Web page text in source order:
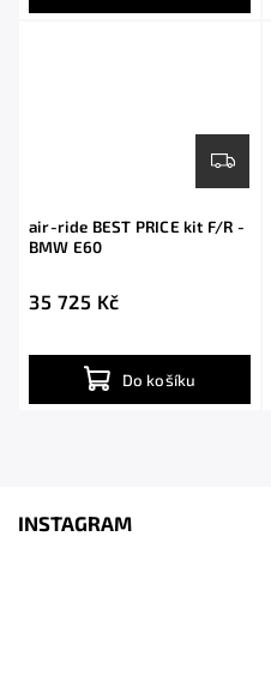
air-ride BEST PRICE kit F/R -
BMW E60
35 725 Kč
Do košíku
INSTAGRAM